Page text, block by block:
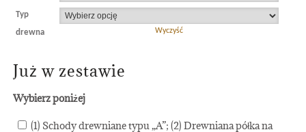
Typ
drewna
Wyczyść
Już w zestawie
Wybierz poniżej
(1) Schody drewniane typu „A”; (2) Drewniana półka na